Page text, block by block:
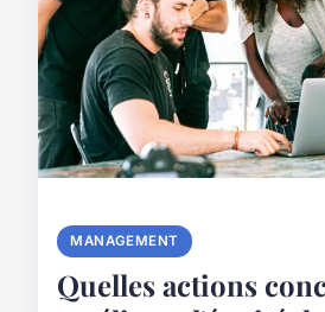
MANAGEMENT
Quelles actions